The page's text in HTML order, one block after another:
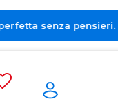
pensieri. ❤️